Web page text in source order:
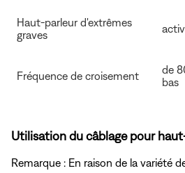
Haut-parleur d'extrêmes
graves
Fréquence de croisement
de
bas
Utilisation du câblage pour
Remarque : En raison de la variété